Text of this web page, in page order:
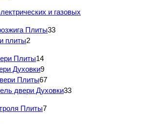
и газовых
Плиты33
плиты2
Плиты14
Духовки9
Плиты67
двери Духовки33
Плиты7